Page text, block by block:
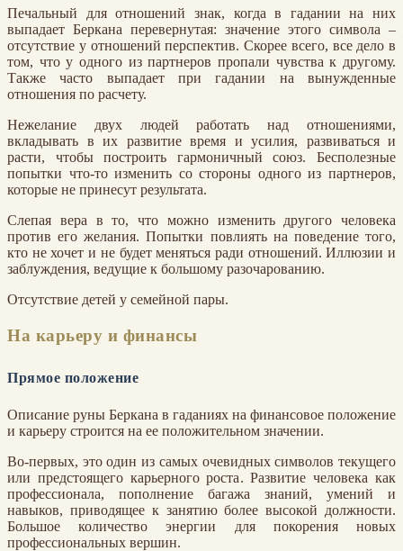
Печальный для отношений знак, когда в гадании на них
выпадает Беркана перевернутая: значение этого символа –
отсутствие у отношений перспектив. Скорее всего, все дело в
том, что у одного из партнеров пропали чувства к другому.
Также часто выпадает при гадании на вынужденные
отношения по расчету.
Нежелание двух людей работать над отношениями,
вкладывать в их развитие время и усилия, развиваться и
расти, чтобы построить гармоничный союз. Бесполезные
попытки что-то изменить со стороны одного из партнеров,
которые не принесут результата.
Слепая вера в то, что можно изменить другого человека
против его желания. Попытки повлиять на поведение того,
кто не хочет и не будет меняться ради отношений. Иллюзии и
заблуждения, ведущие к большому разочарованию.
Отсутствие детей у семейной пары.
На карьеру и финансы
Прямое положение
Описание руны Беркана в гаданиях на финансовое положение
и карьеру строится на ее положительном значении.
Во-первых, это один из самых очевидных символов текущего
или предстоящего карьерного роста. Развитие человека как
профессионала, пополнение багажа знаний, умений и
навыков, приводящее к занятию более высокой должности.
Большое количество энергии для покорения новых
профессиональных вершин.